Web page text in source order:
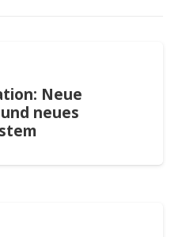
Neue
neues